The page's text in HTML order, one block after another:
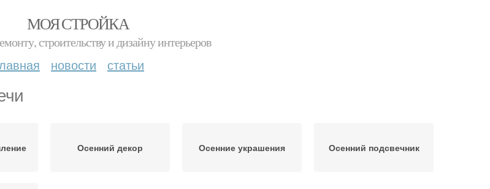
МОЯ СТРОЙКА
строительству и дизайну интерьеров
новости статьи
Осенний декор Осенние украшения Осенний подсвечник